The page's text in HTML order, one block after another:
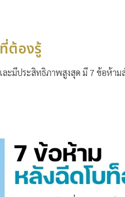
ต้องรู้
ะมีประสิทธิภาพสูงสุด มี 7 ข้อห้าม